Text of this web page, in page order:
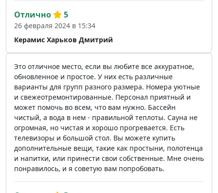
Керамис Харьков Дмитрий
Отлично 5
26 февраля 2024 в 15:34
Это отличное место, если вы любите все аккуратное,
обновленное и простое. У них есть различные
варианты для групп разного размера. Номера уютные
и свежеотремонтированные. Персонал приятный и
может помочь во всем, что вам нужно. Бассейн
чистый, а вода в нем - правильной теплоты. Сауна не
огромная, но чистая и хорошо прогревается. Есть
телевизоры и большой стол. Вы можете купить
дополнительные вещи, такие как простыни, полотенца
и напитки, или принести свои собственные. Мне очень
понравилось, и я советую вам попробовать.